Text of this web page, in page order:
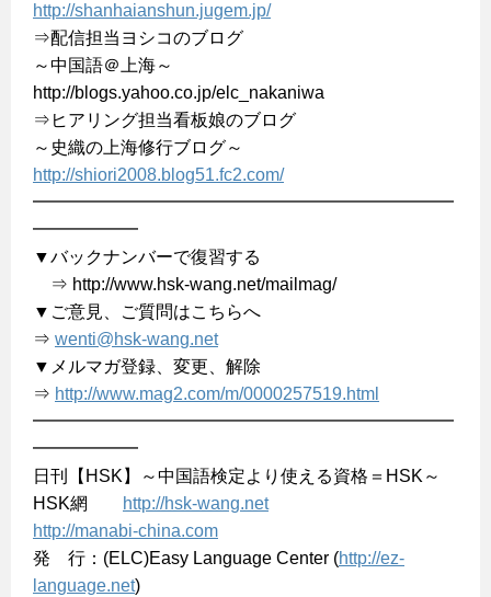
http://shanhaianshun.jugem.jp/
⇒配信担当ヨシコのブログ
～中国語＠上海～
http://blogs.yahoo.co.jp/elc_nakaniwa
⇒ヒアリング担当看板娘のブログ
～史織の上海修行ブログ～
http://shiori2008.blog51.fc2.com/
━━━━━━━━━━━━━━━━━━━━━━━━
━━━━━━
▼バックナンバーで復習する
⇒ http://www.hsk-wang.net/mailmag/
▼ご意見、ご質問はこちらへ
⇒ wenti@hsk-wang.net
▼メルマガ登録、変更、解除
⇒ http://www.mag2.com/m/0000257519.html
━━━━━━━━━━━━━━━━━━━━━━━━
━━━━━━
日刊【HSK】～中国語検定より使える資格＝HSK～
HSK網
http://hsk-wang.net
http://manabi-china.com
発 行：(ELC)Easy Language Center (http://ez-
language.net)